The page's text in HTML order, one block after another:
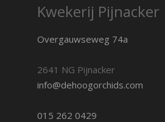
Kwekerij Pijnacker
Overgauwseweg 74a
2641 NG Pijnacker
info@dehoogorchids.com
015 262 0429